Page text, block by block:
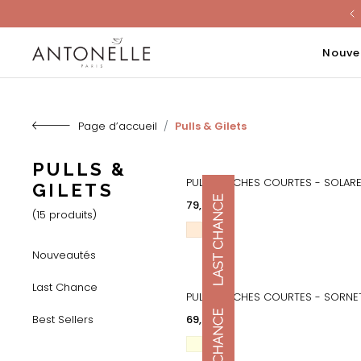
Last
Page d’accueil Pulls & Gilets
PULLS &
GILETS
(15 produits)
Nouveautés
Last Chance
Best Sellers
PULL MANCHES COURTES -
Prix
79,00 €
PULL MANCHES COURTES -
Prix
69,00 €